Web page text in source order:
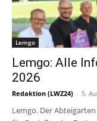
Lemgo
Lemgo: Alle
2026
Redaktion (LWZ24) - 5.
Lemgo. Der